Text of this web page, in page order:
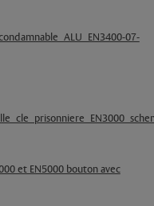
07-
et EN5000 bouton avec